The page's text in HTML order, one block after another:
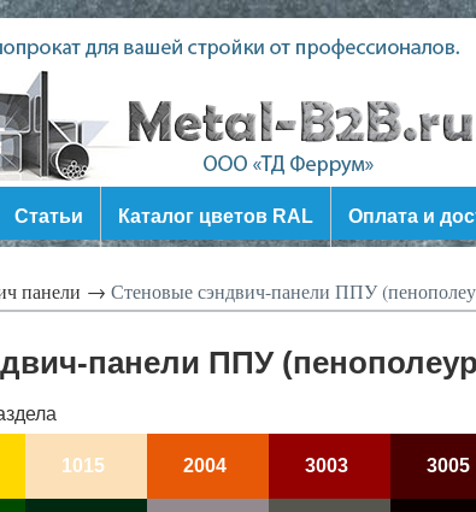
Статьи Каталог цветов RAL Оплата и
панели → Стеновые сэндвич-панели ППУ
панели ППУ
1015 2004 3003 3005